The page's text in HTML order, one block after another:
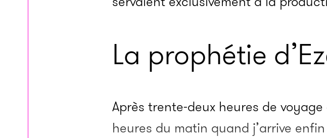
La prophétie
Après trente-deux heures de
heures du matin quand j’arrive